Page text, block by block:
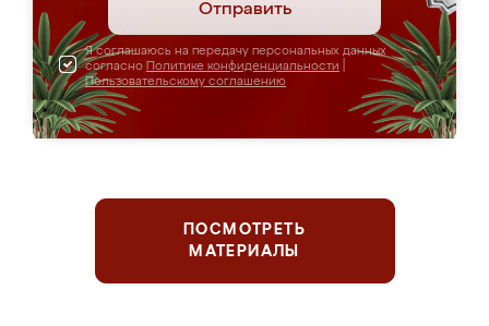
Отправить
Я соглашаюсь на передачу персональных данных
согласно Политике конфиденциальности
Пользовательскому соглашению
ПОСМОТРЕТЬ
МАТЕРИАЛЫ